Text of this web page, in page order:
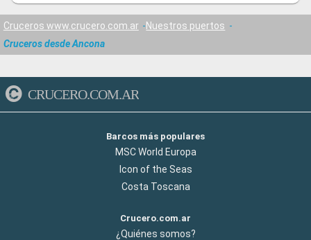
Cruceros www.crucero.com.ar
Nuestros puertos
Cruceros desde Ancona
CRUCERO.COM.AR
Barcos más populares
MSC World Europa
Icon of the Seas
Costa Toscana
Crucero.com.ar
¿Quiénes somos?